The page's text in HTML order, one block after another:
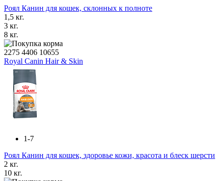
Роял Канин для кошек, склонных к полноте
1,5 кг.
3 кг.
8 кг.
2275 4406 10655
Royal Canin Hair & Skin
1-7
Роял Канин для кошек, здоровье кожи, красота и блеск шерсти
2 кг.
10 кг.